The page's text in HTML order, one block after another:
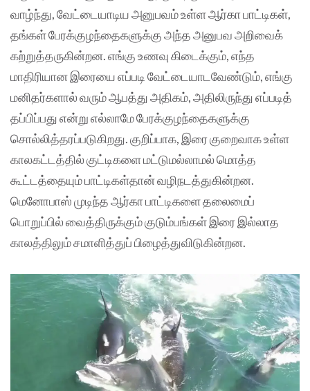
வாழ்ந்து, வேட்டையாடிய அனுபவம் உள்ள ஆர்கா பாட்டிகள்,
தங்கள் பேரக்குழந்தைகளுக்கு அந்த அனுபவ அறிவைக்
கற்றுத்தருகின்றன. எங்கு உணவு கிடைக்கும், எந்த
மாதிரியான இரையை எப்படி வேட்டையாடவேண்டும், எங்கு
மனிதர்களால் வரும் ஆபத்து அதிகம், அதிலிருந்து எப்படித்
தப்பிப்பது என்று எல்லாமே பேரக்குழந்தைகளுக்கு
சொல்லித்தரப்படுகிறது. குறிப்பாக, இரை குறைவாக உள்ள
காலகட்டத்தில் குட்டிகளை மட்டுமல்லாமல் மொத்த
கூட்டத்தையும் பாட்டிகள்தான் வழிநடத்துகின்றன.
மெனோபாஸ் முடிந்த ஆர்கா பாட்டிகளை தலைமைப்
பொறுப்பில் வைத்திருக்கும் குடும்பங்கள் இரை இல்லாத
காலத்திலும் சமாளித்துப் பிழைத்துவிடுகின்றன.